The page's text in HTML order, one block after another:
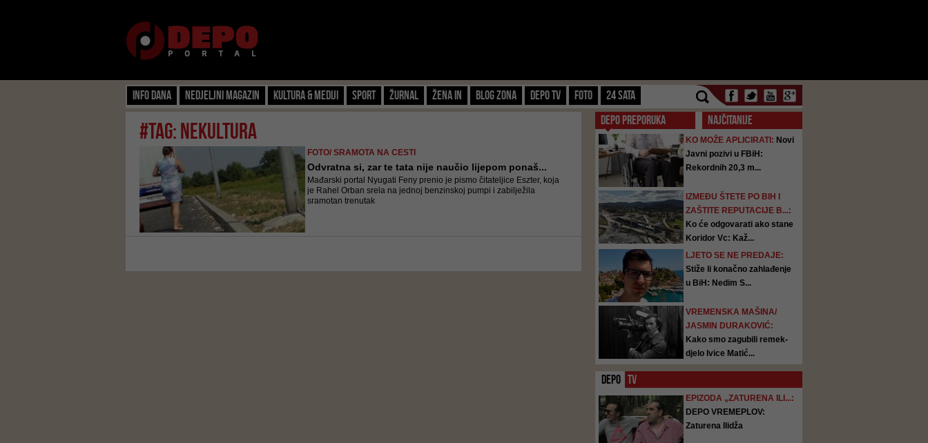
Info dana Nedjeljni magazin Kultura & Mediji Sport Žurnal Žena IN Blog zona Depo TV FOTO 24 SATA
#tag: nekultura
FOTO/ SRAMOTA NA CESTI
Odvratna si, zar te tata nije naučio lijepom ponaš...
Mađarski portal Nyugati Feny prenio je pismo čitateljice Eszter, koja
je Rahel Orban srela na jednoj benzinskoj pumpi i zabilježila
sramotan trenutak
DEPO PREPORUKA NAJČITANIJE
KO MOŽE APLICIRATI: Novi
Javni pozivi u FBiH:
Rekordnih 20,3 m...
IZMEĐU ŠTETE PO BIH I
ZAŠTITE REPUTACIJE B...:
Ko će odgovarati ako stane
Koridor Vc: Kaž...
LJETO SE NE PREDAJE:
Stiže li konačno zahlađenje
u BiH: Nedim S...
VREMENSKA MAŠINA/
JASMIN DURAKOVIĆ:
Kako smo zagubili remek-
djelo Ivice Matić...
DEPO TV
EPIZODA „ZATURENA ILI...:
DEPO VREMEPLOV:
Zaturena Ilidža